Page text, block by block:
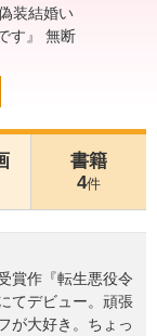
装結婚い
す』 無断
書籍
4件
賞作『転生悪役令
てデビュー。頑張
が大好き。ちょっ